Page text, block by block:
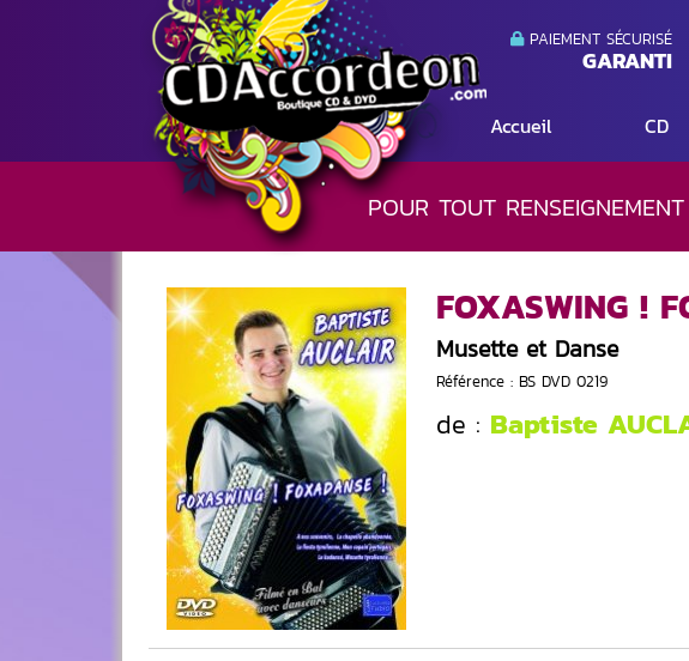
PAIEMENT SÉCURISÉ
GARANTI
Accueil CD
POUR TOUT
FOXASWING !
Musette et Danse
Référence : BS DVD 0219
de : Baptiste